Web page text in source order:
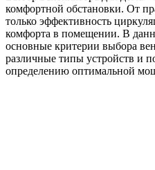
комфортной обстановки. От
только эффективность
комфорта в помещении. В
основные критерии выбора
различные типы устройств и
определению оптимальной